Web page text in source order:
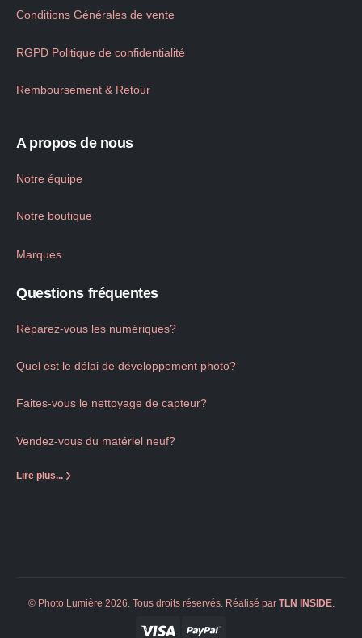
Conditions Générales de vente
RGPD Politique de confidentialité
Remboursement & Retour
A propos de nous
Notre équipe
Notre boutique
Marques
Questions fréquentes
Réparez-vous les numériques?
Quel est le délai de développement photo?
Faites-vous le nettoyage de capteur?
Vendez-vous du matériel neuf?
Lire plus...
© Photo Lumière 2026. Tous droits réservés. Réalisé par TLN INSIDE.